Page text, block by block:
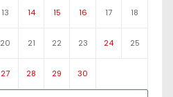
13 14 15 16 17 18
20 21 22 23 24 25
27 28 29 30